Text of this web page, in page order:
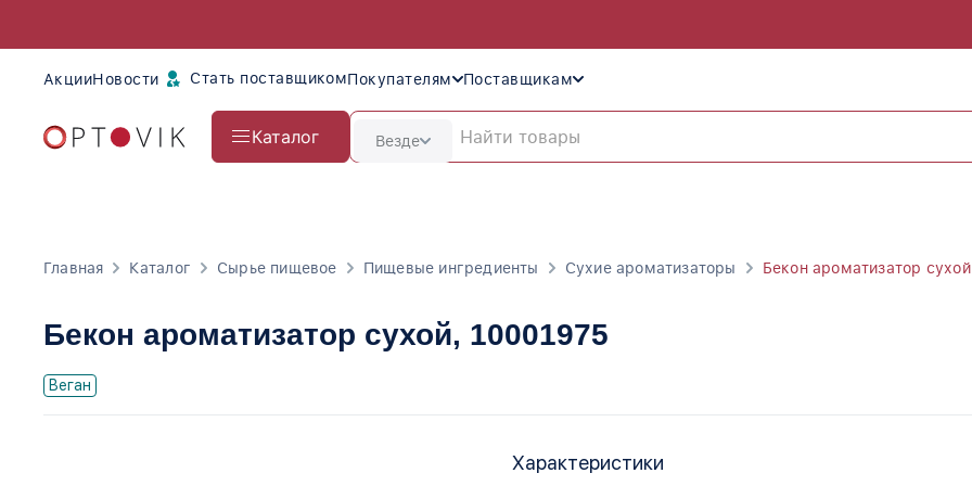
АкцииНовости Стать поставщикомПокупателям Поставщикам
Каталог Везде
Главная Каталог Сырье пищевое Пищевые ингредиенты Сухие ароматизаторы Бекон ароматизатор сухой
Бекон ароматизатор сухой, 10001975
Веган
Характеристики